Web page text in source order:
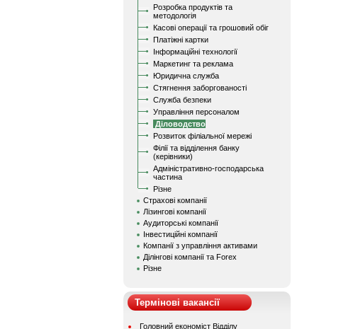
Розробка продуктів та
методологія
Касові операції та грошовий обіг
Платіжні картки
Інформаційні технології
Маркетинг та реклама
Юридична служба
Стягнення заборгованості
Служба безпеки
Управління персоналом
Діловодство
Розвиток філіальної мережі
Філії та відділення банку
(керівники)
Адміністративно-господарська
частина
Різне
Страхові компанії
Лізингові компанії
Аудиторські компанії
Інвестиційні компанії
Компанії з управління активами
Ділінгові компанії та Forex
Різне
Термінові вакансії
Головний економіст Відділу